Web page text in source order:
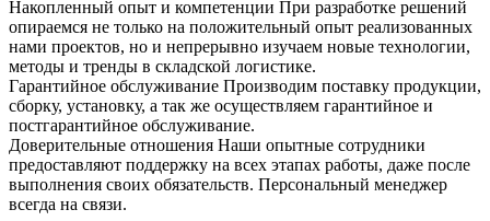
Накопленный опыт и компетенции При разработке решений
опираемся не только на положительный опыт реализованных
нами проектов, но и непрерывно изучаем новые технологии,
методы и тренды в складской логистике.
Гарантийное обслуживание Производим поставку продукции,
сборку, установку, а так же осуществляем гарантийное и
постгарантийное обслуживание.
Доверительные отношения Наши опытные сотрудники
предоставляют поддержку на всех этапах работы, даже после
выполнения своих обязательств. Персональный менеджер
всегда на связи.